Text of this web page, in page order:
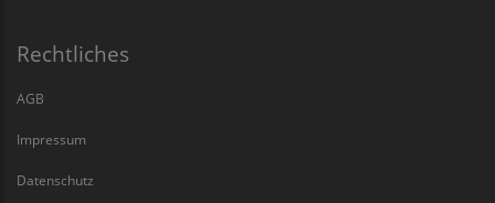
Rechtliches
AGB
Impressum
Datenschutz